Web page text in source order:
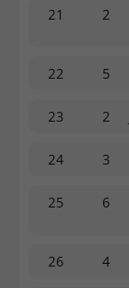
21 2
22 5
23 2
24 3
25 6
26 4